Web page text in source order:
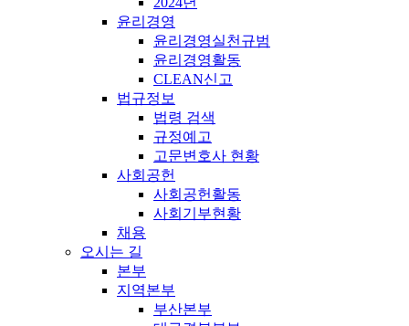
윤리경영
윤리경영실천규범
윤리경영활동
CLEAN신고
법규정보
법령 검색
규정예고
고문변호사 현황
사회공헌
사회공헌활동
사회기부현황
채용
오시는 길
본부
지역본부
부산본부